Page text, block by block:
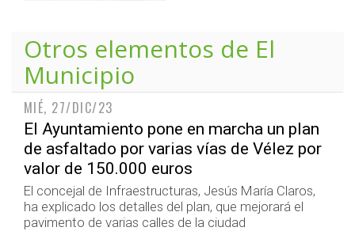
Otros elementos de El
Municipio
MIÉ, 27/DIC/23
El Ayuntamiento pone en marcha un plan
de asfaltado por varias vías de Vélez por
valor de 150.000 euros
El concejal de Infraestructuras, Jesús María Claros,
ha explicado los detalles del plan, que mejorará el
pavimento de varias calles de la ciudad